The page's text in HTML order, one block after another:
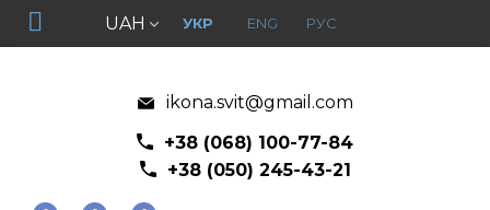
UAH УКР ENG РУС
ikona.svit@gmail.com
+38 (068) 100-77-84
+38 (050) 245-43-21